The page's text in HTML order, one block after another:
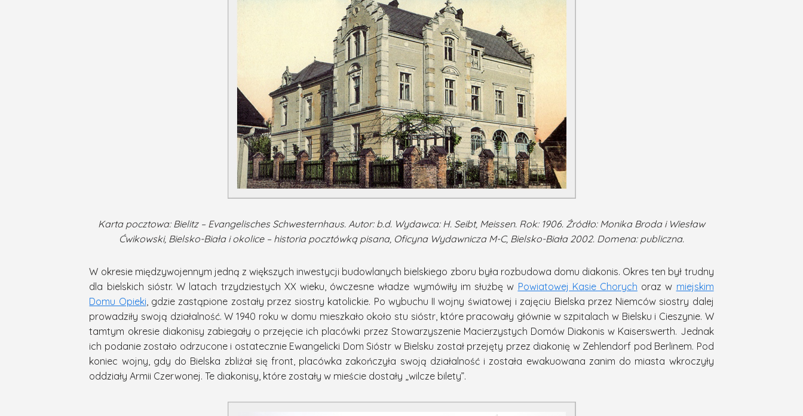
Karta pocztowa: Bielitz – Evangelisches Schwesternhaus. Autor: b.d. Wydawca: H. Seibt, Meissen. Rok: 1906. Źródło: Monika Broda i Wiesław
Ćwikowski, Bielsko-Biała i okolice – historia pocztówką pisana, Oficyna Wydawnicza M-C, Bielsko-Biała 2002. Domena: publiczna.
W okresie międzywojennym jedną z większych inwestycji budowlanych bielskiego zboru była rozbudowa domu diakonis. Okres ten był trudny
dla bielskich sióstr. W latach trzydziestych XX wieku, ówczesne władze wymówiły im służbę w Powiatowej Kasie Chorych oraz w miejskim
Domu Opieki, gdzie zastąpione zostały przez siostry katolickie. Po wybuchu II wojny światowej i zajęciu Bielska przez Niemców siostry dalej
prowadziły swoją działalność. W 1940 roku w domu mieszkało około stu sióstr, które pracowały głównie w szpitalach w Bielsku i Cieszynie. W
tamtym okresie diakonisy zabiegały o przejęcie ich placówki przez Stowarzyszenie Macierzystych Domów Diakonis w Kaiserswerth. Jednak
ich podanie zostało odrzucone i ostatecznie Ewangelicki Dom Sióstr w Bielsku został przejęty przez diakonię w Zehlendorf pod Berlinem. Pod
koniec wojny, gdy do Bielska zbliżał się front, placówka zakończyła swoją działalność i została ewakuowana zanim do miasta wkroczyły
oddziały Armii Czerwonej. Te diakonisy, które zostały w mieście dostały „wilcze bilety”.